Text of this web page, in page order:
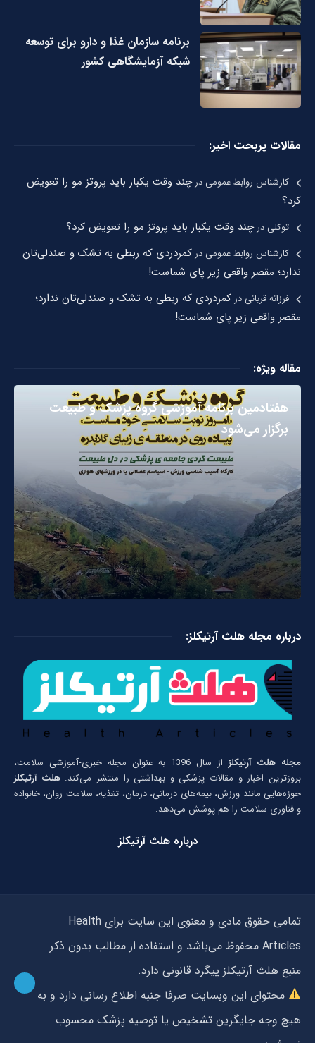
برنامه سازمان غذا و دارو برای توسعه
شبکه آزمایشگاهی کشور
مقالات پربحت اخیر:
کارشناس روابط عمومیدرچند وقت یکبار باید پروتز مو را تعویض
کرد؟
توکلیدرچند وقت یکبار باید پروتز مو را تعویض کرد؟
کارشناس روابط عمومیدر کمردردی که ربطی به تشک و صندلی‌تان
ندارد؛ مقصر واقعی زیر پای شماست!
فرزانه قربانیدر کمردردی که ربطی به تشک و صندلی‌تان ندارد؛
مقصر واقعی زیر پای شماست!
مقاله ویژه:
هفتادمین برنامه آموزشی گروه پزشک و طبیعت
برگزار می‌شود
درباره مجله هلث آرتیکلز:
مجله هلث آرتیکلز
از سال 1396 به عنوان مجله خبری-آموزشی سلامت،
بروزترین اخبار و مقالات پزشکی و بهداشتی را منتشر می‌کند.هلث آرتیکلز
حوزه‌هایی مانند ورزش، بیمه‌های درمانی، درمان، تغذیه، سلامت روان، خانواده
و فناوری سلامت را هم پوشش می‌دهد.
درباره هلث آرتیکلز
تمامی حقوق مادی و معنوی این سایت برای Health
Articles محفوظ می‌باشد و استفاده از مطالب بدون ذکر
منبع هلث آرتیکلز پیگرد قانونی دارد.
محتوای این وبسایت صرفا جنبه اطلاع رسانی دارد و به
هیچ وجه جایگزین تشخیص یا توصیه پزشک محسوب